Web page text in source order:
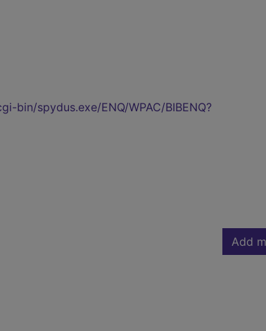
bin/spydus.exe/ENQ/WPAC/BIBENQ?
Add